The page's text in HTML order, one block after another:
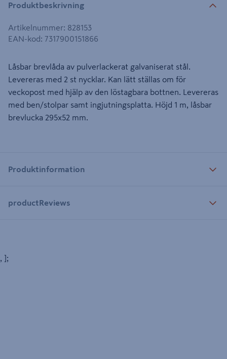
Produktbeskrivning
Artikelnummer: 828153
EAN-kod: 7317900151866
Låsbar brevlåda av pulverlackerat galvaniserat stål.
Levereras med 2 st nycklar. Kan lätt ställas om för
veckopost med hjälp av den löstagbara bottnen. Levereras
med ben/stolpar samt ingjutningsplatta. Höjd 1 m, låsbar
brevlucka 295x52 mm.
Produktinformation
productReviews
, ];